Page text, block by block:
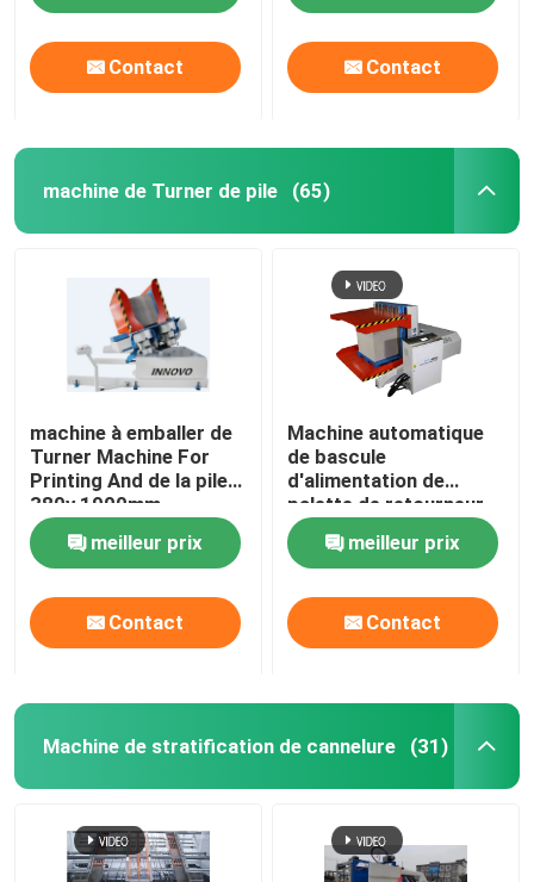
Contact Contact
machine de Turner de pile (65)
machine à emballer de
Turner Machine For
Printing And de la pile
380v 1900mm
électrique automatique
meilleur prix
Contact
Machine automatique
de bascule
d'alimentation de
palette de retourneur
de charge de papier de
1450mmmeilleur prix
Contact
Machine de stratification de cannelure (31)